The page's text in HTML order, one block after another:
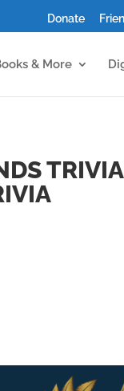
Donate
& More